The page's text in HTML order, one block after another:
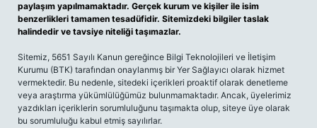
paylaşım yapılmamaktadır. Gerçek kurum ve kişiler ile isim
benzerlikleri tamamen tesadüfidir. Sitemizdeki bilgiler taslak
halindedir ve tavsiye niteliği taşımazlar.
Sitemiz, 5651 Sayılı Kanun gereğince Bilgi Teknolojileri ve İletişim
Kurumu (BTK) tarafından onaylanmış bir Yer Sağlayıcı olarak hizmet
vermektedir. Bu nedenle, sitedeki içerikleri proaktif olarak denetleme
veya araştırma yükümlülüğümüz bulunmamaktadır. Ancak, üyelerimiz
yazdıkları içeriklerin sorumluluğunu taşımakta olup, siteye üye olarak
bu sorumluluğu kabul etmiş sayılırlar.